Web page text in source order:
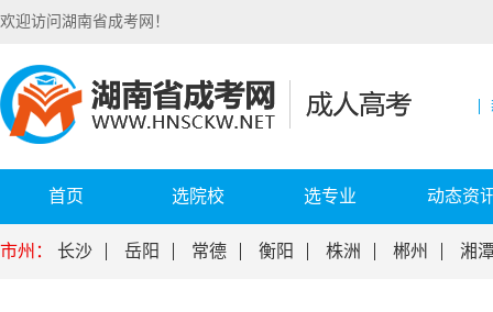
欢迎访问湖南省成考网！
首页 选院校 选专业 动态资
市州： 长沙 岳阳 常德 衡阳 株洲 郴州 湘